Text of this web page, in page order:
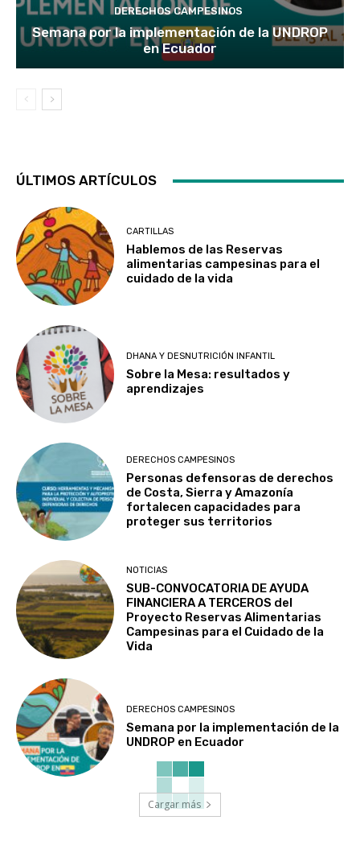
DERECHOS CAMPESINOS
Semana por la implementación de la UNDROP
en Ecuador
ÚLTIMOS ARTÍCULOS
CARTILLAS
Hablemos de las Reservas
alimentarias campesinas para el
cuidado de la vida
DHANA Y DESNUTRICIÓN INFANTIL
Sobre la Mesa: resultados y
aprendizajes
DERECHOS CAMPESINOS
Personas defensoras de derechos
de Costa, Sierra y Amazonía
fortalecen capacidades para
proteger sus territorios
NOTICIAS
SUB-CONVOCATORIA DE AYUDA
FINANCIERA A TERCEROS del
Proyecto Reservas Alimentarias
Campesinas para el Cuidado de la
Vida
DERECHOS CAMPESINOS
Semana por la implementación de la
UNDROP en Ecuador
Cargar más